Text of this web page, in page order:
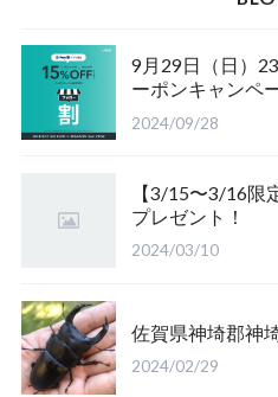
福島県南会津郡産
三重県いなべ市産
長崎県対馬市産
佐賀県神崎郡産
新潟県東蒲原郡阿賀町産
山梨県韮崎市産
香川県綾歌郡産綾上町産
福島県南会津郡産
福島県大沼郡産
新潟県東蒲原郡阿賀町
山梨県甲府市産
山梨県韮崎市穂坂町産
山梨県北杜市明野町産
茨城県稲敷郡産
山梨県韮崎市穂坂町産
京都府宇治市産
岡山県岡山市産
9月29日（日）
ーポンキャンペ
2024/09/28
【3/15〜3/16限
プレゼント！
2024/03/10
佐賀県神埼郡神
2024/02/29